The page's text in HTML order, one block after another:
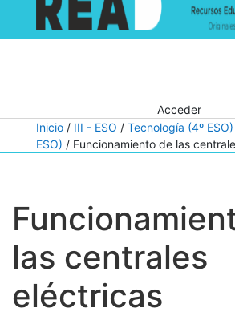
Acceder
Inicio/ III - ESO / Tecnología (4º ESO)
ESO) / Funcionamiento de las
las centrales
eléctricas